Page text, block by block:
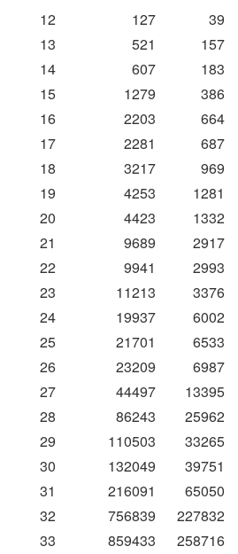
12
127 39
13
521 157
14
607 183
15
1279 386
16
2203 664
17
2281 687
18
3217 969
19
4253 1281
20
4423 1332
21
9689 2917
22
9941 2993
23
11213 3376
24
19937 6002
25
21701 6533
26
23209 6987
27
44497 13395
28
86243 25962
29
110503 33265
30
132049 39751
31
216091 65050
32
756839 227832
33
859433 258716